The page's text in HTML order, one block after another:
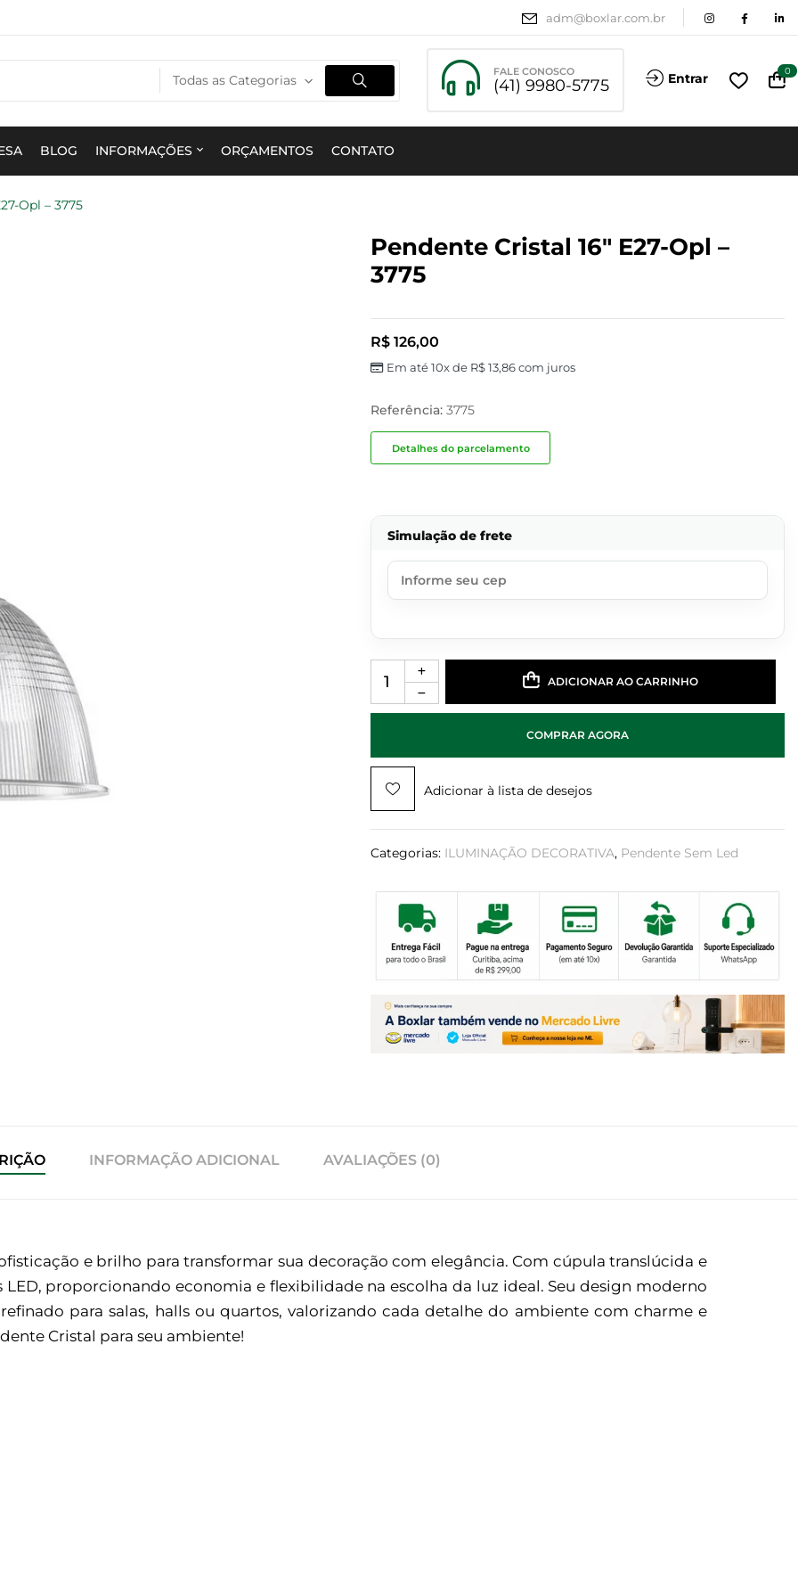
adm@boxlar.com.br
Todas as Categorias
FALE CONOSCO
(41) 9980-5775 Entrar 0
BLOG INFORMAÇÕES ORÇAMENTOS CONTATO
Opl – 3775
Pendente Cristal 16″ E27-Opl –
3775
R$126,00
Em até 10x de R$13,86com juros
Referência:3775
Detalhes do parcelamento
Simulação de frete
ADICIONAR AO CARRINHO
COMPRAR AGORA
Adicionar à lista de desejos
Categorias: ILUMINAÇÃO DECORATIVA, Pendente Sem Led
INFORMAÇÃO ADICIONAL AVALIAÇÕES (0)
e brilho para transformar sua decoração com elegância. Com cúpula translúcida e
proporcionando economia e flexibilidade na escolha da luz ideal. Seu design moderno
para salas, halls ou quartos, valorizando cada detalhe do ambiente com charme e
Cristal para seu ambiente!